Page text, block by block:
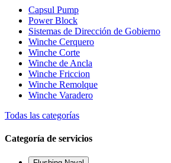
Capsul Pump
Power Block
Sistemas de Dirección de Gobierno
Winche Cerquero
Winche Corte
Winche de Ancla
Winche Friccion
Winche Remolque
Winche Varadero
Todas las categorías
Categoría de servicios